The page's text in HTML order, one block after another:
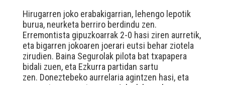
Hirugarren joko erabakigarrian, lehengo lepotik
burua, neurketa berriro berdindu zen.
Erremontista gipuzkoarrak 2-0 hasi ziren aurretik,
eta bigarren jokoaren joerari eutsi behar ziotela
zirudien. Baina Segurolak pilota bat txapapera
bidali zuen, eta Ezkurra partidan sartu
zen. Doneztebeko aurrelaria agintzen hasi, eta